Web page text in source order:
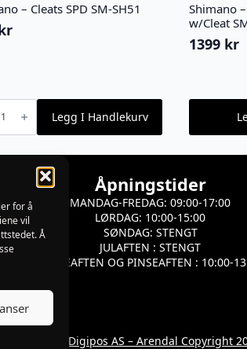
for å
vil
Å
– Cleats SPD SM-SH51
Legg I Handlekurv
Shimano
w/Cleat
1399 kr
Åpningstider
MANDAG-FREDAG: 09:00-17:00
LØRDAG: 10:00-15:00
SØNDAG: STENGT
JULAFTEN : STENGT
PÅSKEAFTEN OG PINSEAFTEN : 10:00-
Utviklet av Digipos AS – Arendal Copyright